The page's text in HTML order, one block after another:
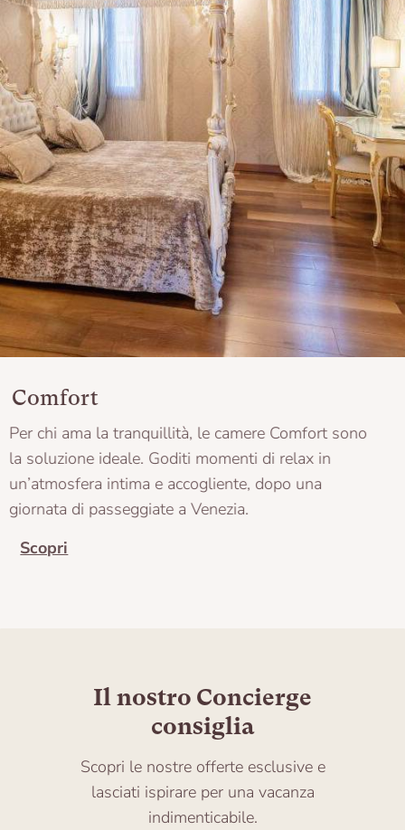
Comfort
Per chi ama la tranquillità, le camere Comfort sono
la soluzione ideale. Goditi momenti di relax in
un’atmosfera intima e accogliente, dopo una
giornata di passeggiate a Venezia.
Scopri
Il nostro Concierge
consiglia
Scopri le nostre offerte esclusive e
lasciati ispirare per una vacanza
indimenticabile.